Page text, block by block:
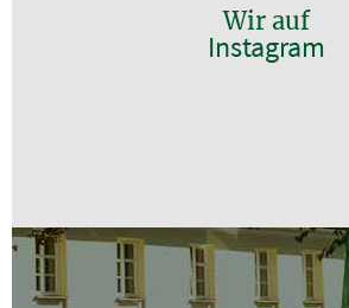
Wir auf
Instagram